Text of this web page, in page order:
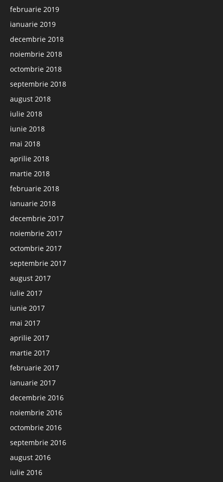
februarie 2019
ianuarie 2019
decembrie 2018
noiembrie 2018
octombrie 2018
septembrie 2018
august 2018
iulie 2018
iunie 2018
mai 2018
aprilie 2018
martie 2018
februarie 2018
ianuarie 2018
decembrie 2017
noiembrie 2017
octombrie 2017
septembrie 2017
august 2017
iulie 2017
iunie 2017
mai 2017
aprilie 2017
martie 2017
februarie 2017
ianuarie 2017
decembrie 2016
noiembrie 2016
octombrie 2016
septembrie 2016
august 2016
iulie 2016